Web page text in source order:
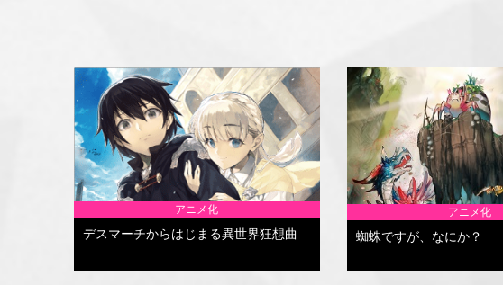
アニメ化
デスマーチからはじまる異世界狂想曲
アニメ化
蜘蛛ですが、なにか？